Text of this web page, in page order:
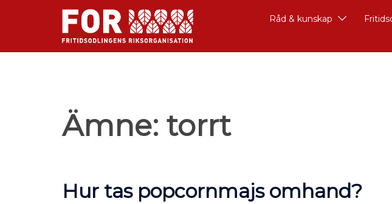
Råd & kunskap
Ämne: torrt
Hur tas popcornmajs omhand?